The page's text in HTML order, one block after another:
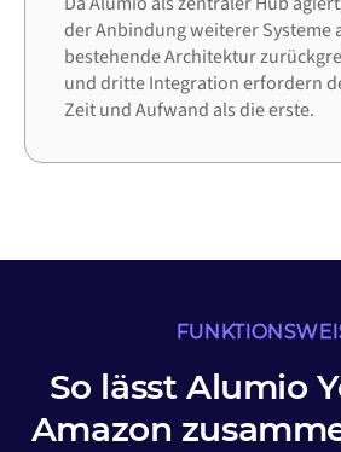
der Anbindung weiterer Systeme
bestehende Architektur
und dritte Integration erfordern
Zeit und Aufwand als die erste.
So lässt Alumio
Amazon